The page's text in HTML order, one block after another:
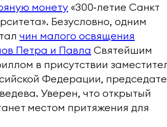
монету «300‑летие Санкт
Безусловно, одним
чин малого освящения
Петра и Павла Святейшим
в присутствии
Федерации,
Уверен, что открытый
местом притяжения для